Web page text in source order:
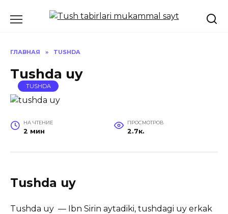
ГЛАВНАЯ » TUSHDA
Tushda uy
TUSHDA
НА ЧТЕНИЕ
2 мин
ПРОСМОТРОВ
2.7к.
Tushda uy
Tushda uy — Ibn Sirin aytadiki, tushdagi uy erkak